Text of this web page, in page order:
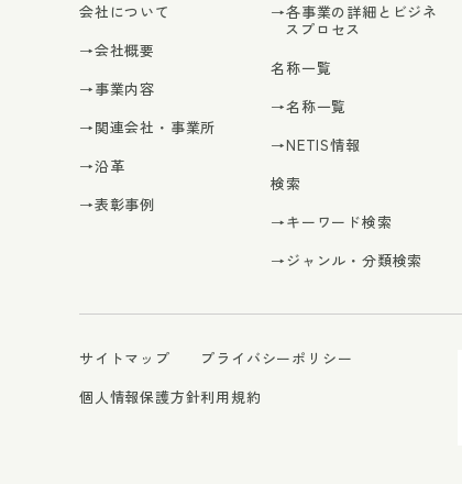
会社について
→会社概要
→事業内容
→関連会社・事業所
→沿革
→表彰事例
→各事業の詳細とビジネ
スプロセス
名称一覧
→名称一覧
→NETIS情報
検索
→キーワード検索
→ジャンル・分類検索
サイトマップ
個人情報保護方針
プライバシーポリシー
利用規約